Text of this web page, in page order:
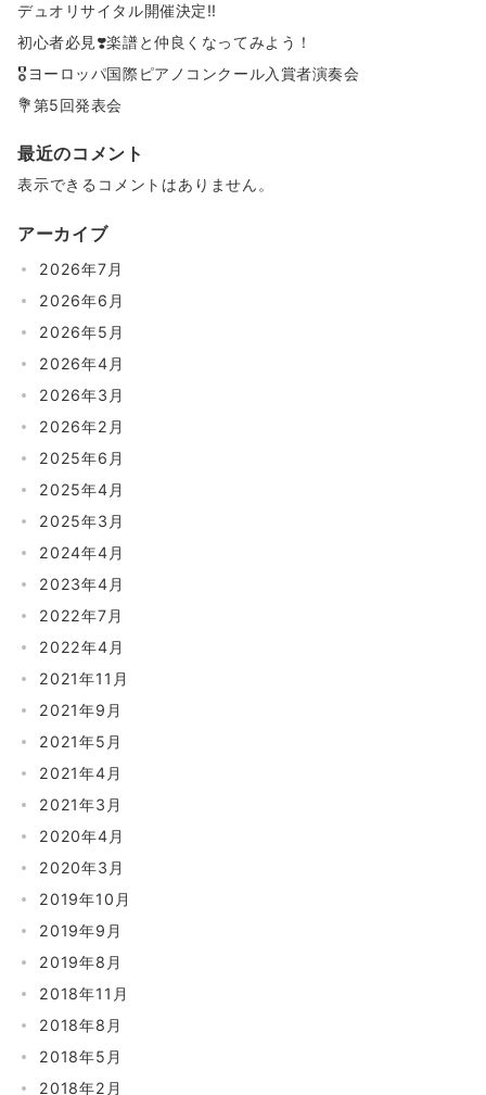
デュオリサイタル開催決定‼️
初心者必見❣️楽譜と仲良くなってみよう！
🎖️ヨーロッパ国際ピアノコンクール入賞者演奏会
💐第5回発表会
最近のコメント
表示できるコメントはありません。
アーカイブ
2026年7月
2026年6月
2026年5月
2026年4月
2026年3月
2026年2月
2025年6月
2025年4月
2025年3月
2024年4月
2023年4月
2022年7月
2022年4月
2021年11月
2021年9月
2021年5月
2021年4月
2021年3月
2020年4月
2020年3月
2019年10月
2019年9月
2019年8月
2018年11月
2018年8月
2018年5月
2018年2月